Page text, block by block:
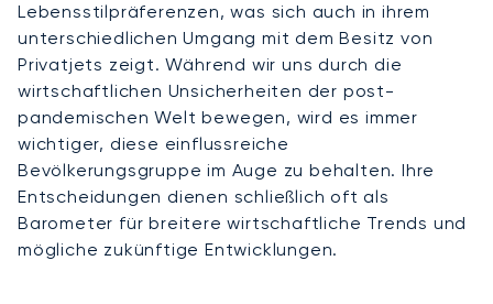
Lebensstilpräferenzen, was sich auch in ihrem
unterschiedlichen Umgang mit dem Besitz von
Privatjets zeigt. Während wir uns durch die
wirtschaftlichen Unsicherheiten der post-
pandemischen Welt bewegen, wird es immer
wichtiger, diese einflussreiche
Bevölkerungsgruppe im Auge zu behalten. Ihre
Entscheidungen dienen schließlich oft als
Barometer für breitere wirtschaftliche Trends und
mögliche zukünftige Entwicklungen.